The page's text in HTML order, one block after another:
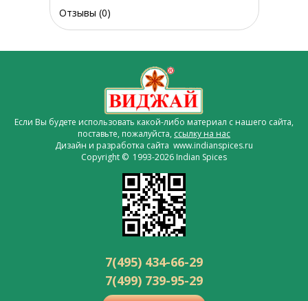
Отзывы (0)
Если Вы будете использовать какой-либо материал с нашего сайта,
поставьте, пожалуйста, ссылку на нас
Дизайн и разработка сайта www.indianspices.ru
Copyright © 1993-2026 Indian Spices
7(495) 434-66-29
7(499) 739-95-29